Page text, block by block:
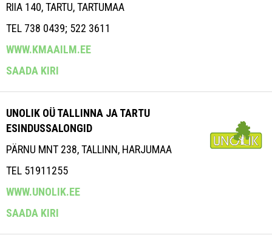
RIIA 140, TARTU, TARTUMAA
TEL 738 0439; 522 3611
WWW.KMAAILM.EE
SAADA KIRI
UNOLIK OÜ TALLINNA JA TARTU
ESINDUSSALONGID
PÄRNU MNT 238, TALLINN, HARJUMAA
TEL 51911255
WWW.UNOLIK.EE
SAADA KIRI